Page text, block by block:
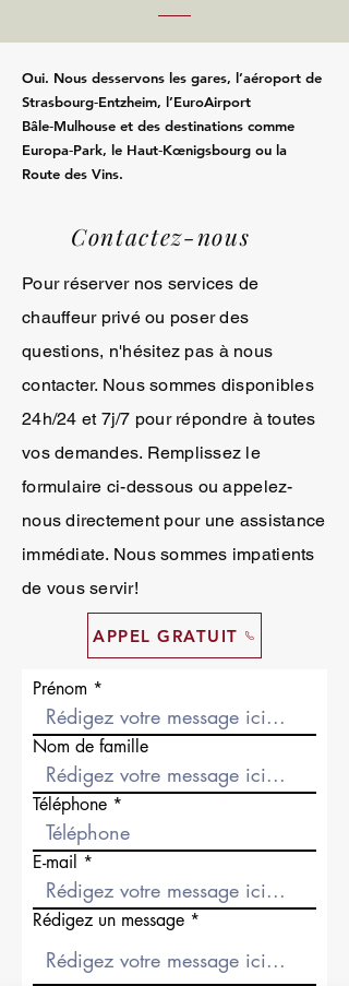
Oui. Nous desservons les gares, l’aéroport de
Strasbourg‑Entzheim, l’EuroAirport
Bâle‑Mulhouse et des destinations comme
Europa‑Park, le Haut‑Kœnigsbourg ou la
Route des Vins.
Contactez-nous
Pour réserver nos services de
chauffeur privé ou poser des
questions, n'hésitez pas à nous
contacter. Nous sommes disponibles
24h/24 et 7j/7 pour répondre à toutes
vos demandes. Remplissez le
formulaire ci-dessous ou appelez-
nous directement pour une assistance
immédiate. Nous sommes impatients
de vous servir!
APPEL GRATUIT
Prénom
Nom de famille
Téléphone
E-mail
Rédigez un message